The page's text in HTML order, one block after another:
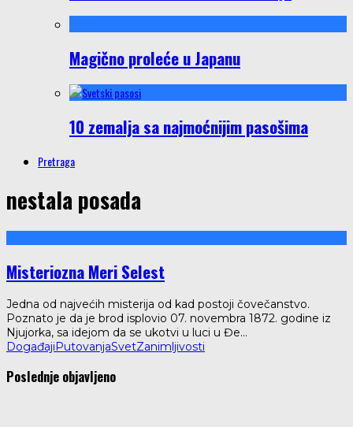
Magično proleće u Japanu
10 zemalja sa najmoćnijim pasošima
Pretraga
nestala posada
Misteriozna Meri Selest
Jedna od najvećih misterija od kad postoji čovečanstvo.
Poznato je da je brod isplovio 07. novembra 1872. godine iz
Njujorka, sa idejom da se ukotvi u luci u Đe...
DogađajiPutovanjaSvetZanimljivosti
Poslednje objavljeno